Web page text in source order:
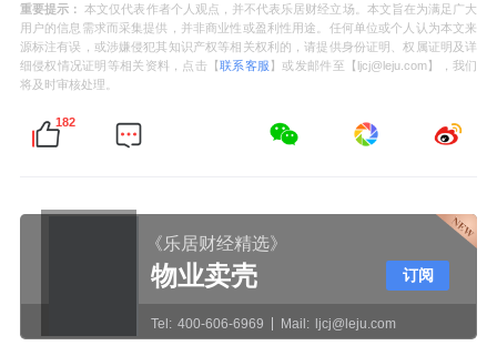
重要提示： 本文仅代表作者个人观点，并不代表乐居财经立场。本文旨在为满足广大
用户的信息需求而采集提供，并非商业性或盈利性用途。任何单位或个人认为本文来
源标注有误，或涉嫌侵犯其知识产权等相关权利的，请提供身份证明、权属证明及详
细侵权情况证明等相关资料，点击【联系客服 】或发邮件至【ljcj@leju.com】，我们
将及时审核处理。
182
《乐居财经精选》
物业卖壳
Tel: 400-606-6969 Mail: ljcj@leju.com
订阅